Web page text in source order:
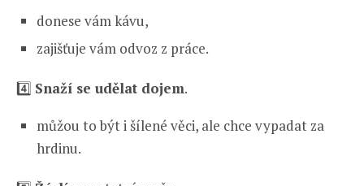
donese vám kávu,
zajišťuje vám odvoz z práce.
4️⃣ Snaží se udělat dojem.
můžou to být i šílené věci, ale chce vypadat za
hrdinu.